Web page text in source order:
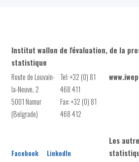
Institut wallon de l'évaluation, de la
statistique
Route de Louvain-
la-Neuve, 2
5001 Namur
(Belgrade)
Tel: +32 (0) 81
468 411
Fax: +32 (0) 81
468 412
Facebook LinkedIn
Les